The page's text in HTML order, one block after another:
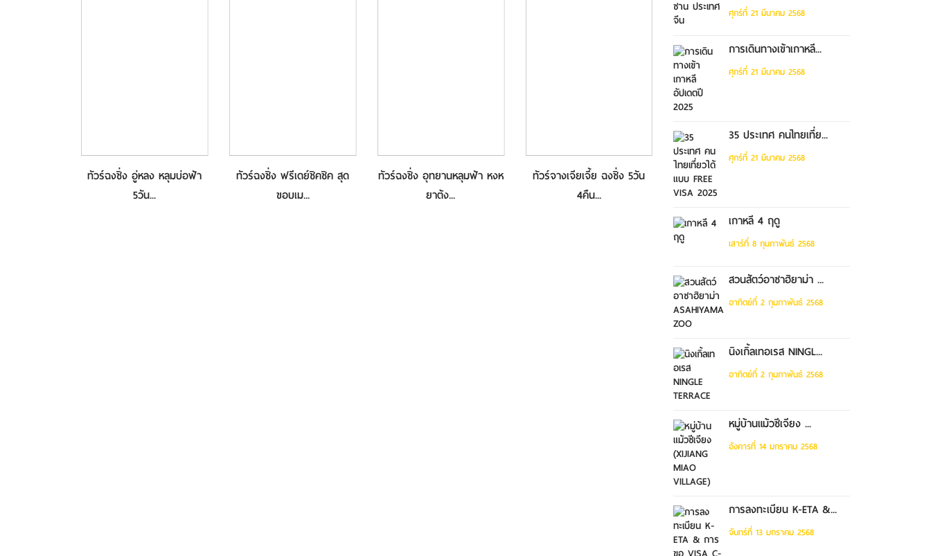
ทัวร์ฉงชิ่ง อู่หลง หลุมบ่อฟ้า
5วัน...
ทัวร์ฉงชิ่ง ฟรีเดย์ชิคชิค สุด
ขอบเม...
ทัวร์ฉงชิ่ง อุทยานหลุมฟ้า หงห
ยาต้ง...
ทัวร์จางเจียเจี้ย ฉงชิ่ง 5วัน
4คืน...
ทัวร์ฉงชิ่ง อู่หลง หลุมบ่อฟ้า
ศุกร์ที่ 21 มีนาคม 2568
การเดินทางเข้าเกาหลี...
ศุกร์ที่ 21 มีนาคม 2568
35 ประเทศ คนไทยเที่ย...
ศุกร์ที่ 21 มีนาคม 2568
เกาหลี 4 ฤดู
เสาร์ที่ 8 กุมภาพันธ์ 2568
สวนสัตว์อาซาฮิยาม่า ...
อาทิตย์ที่ 2 กุมภาพันธ์ 2568
นิงเกิ้ลเทอเรส NINGL...
อาทิตย์ที่ 2 กุมภาพันธ์ 2568
หมู่บ้านแม้วซีเจียง ...
อังคารที่ 14 มกราคม 2568
การลงทะเบียน K-ETA &...
จันทร์ที่ 13 มกราคม 2568